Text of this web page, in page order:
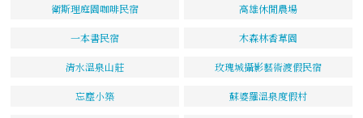
衛斯理庭園咖啡民宿 高雄休閒農場
一本書民宿 木森林香草園
清水溫泉山莊 玫瑰城攝影藝術渡假民宿
忘塵小築 蘇婆羅溫泉度假村